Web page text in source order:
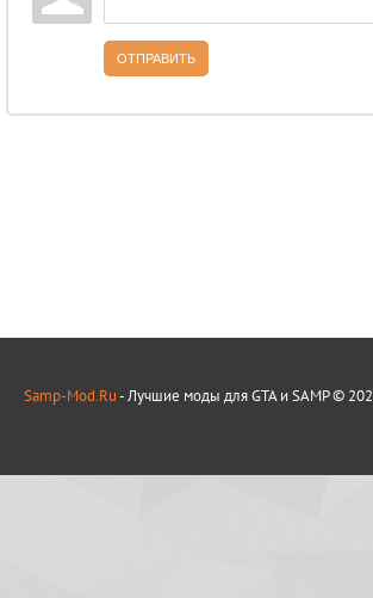
ОТПРАВИТЬ
Samp-Mod.Ru- Лучшие моды для GTA и SAMP ©